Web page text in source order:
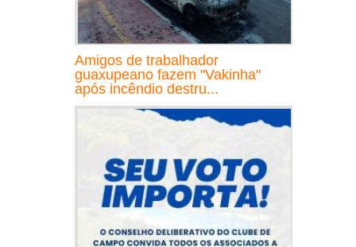
Amigos de trabalhador
guaxupeano fazem "Vakinha"
após incêndio destru...